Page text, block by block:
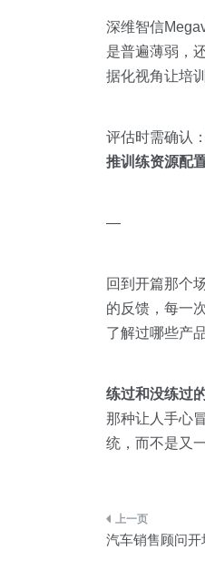
深维智信
是普遍薄弱，
据化视角让培
评估时需确认
推训练资源配
—
回到开篇那个
的反馈，每一
了解过哪些产
练过和没练过
那种让人手心
统，而不是又
文
汽车销售顾问